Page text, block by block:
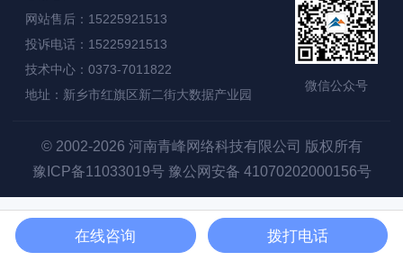
网站售后：15225921513
投诉电话：15225921513
技术中心：0373-7011822
地址：新乡市红旗区新二街大数据产业园
微信公众号
© 2002-2026 河南青峰网络科技有限公司 版权所有
豫ICP备11033019号 豫公网安备 41070202000156号
在线咨询 拨打电话